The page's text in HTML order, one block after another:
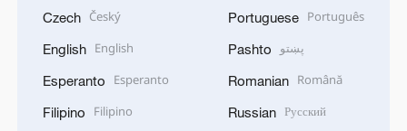
Czech Český
English English
Esperanto Esperanto
Filipino Filipino
Portuguese Português
Pashto پښتو
Romanian Română
Russian Русский